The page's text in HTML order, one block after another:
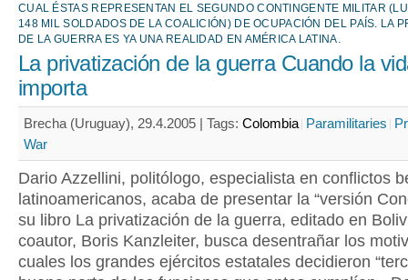
CUAL ÉSTAS REPRESENTAN EL SEGUNDO CONTINGENTE MILITAR
148 MIL SOLDADOS DE LA COALICIÓN) DE OCUPACIÓN DEL PAÍS. LA
DE LA GUERRA ES YA UNA REALIDAD EN AMÉRICA LATINA.
La privatización de la guerra Cuando la
importa
Brecha (Uruguay), 29.4.2005 | Tags: Colombia Paramilitaries
War
Dario Azzellini, politólogo, especialista en conflictos
latinoamericanos, acaba de presentar la “versión
su libro La privatización de la guerra, editado en
coautor, Boris Kanzleiter, busca desentrañar los
cuales los grandes ejércitos estatales decidieron